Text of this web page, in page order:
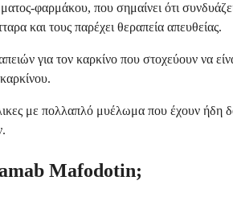
φαρμάκου, που σημαίνει ότι
και τους παρέχει θεραπεία απευθείας.
για τον καρκίνο που στοχεύουν να
με πολλαπλό μυέλωμα που έχουν
Mafodotin;